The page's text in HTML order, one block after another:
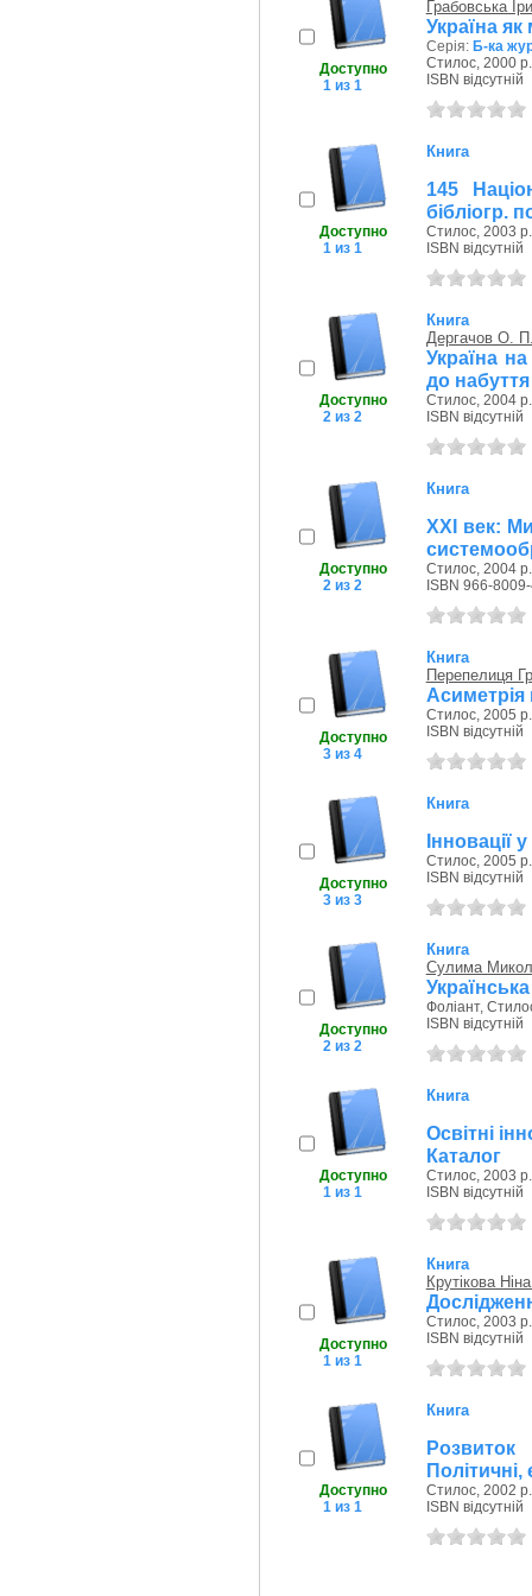
Доступно
1 из 1
Грабовська
Україна
Серія: Б-ка
Стилос, 2000 р.
ISBN відсутній
Доступно
1 из 1
Книга
145
бібліогр.
Стилос, 2003 р.
ISBN відсутній
Доступно
2 из 2
Книга
Дергачов О.
Україна
до
Стилос, 2004 р.
ISBN відсутній
Доступно
2 из 2
Книга
ХХІ век:
Стилос, 2004 р.
ISBN 966-
Доступно
3 из 4
Книга
Перепелиця
Асиметрія
Стилос, 2005 р.
ISBN відсутній
Доступно
3 из 3
Книга
Інновації
Стилос, 2005 р.
ISBN відсутній
Доступно
2 из 2
Книга
Сулима
Фоліант,
ISBN відсутній
Доступно
1 из 1
Книга
Освітні
Каталог
Стилос, 2003 р.
ISBN відсутній
Доступно
1 из 1
Книга
Крутікова
Стилос, 2003 р.
ISBN відсутній
Доступно
1 из 1
Книга
Політичні,
Стилос, 2002 р.
ISBN відсутній